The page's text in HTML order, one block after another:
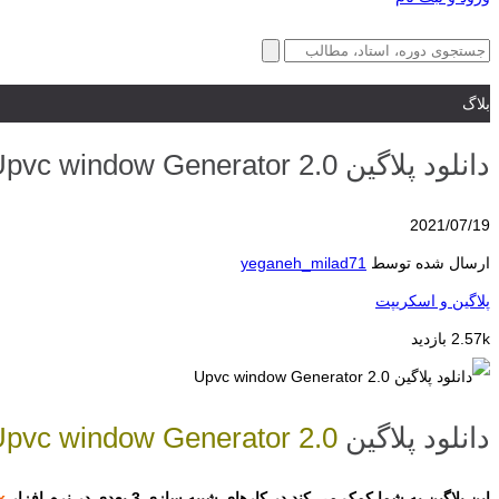
بلاگ
دانلود پلاگین Upvc window Generator 2.0
2021/07/19
ارسال شده توسط yeganeh_milad71
پلاگین و اسکریپت
2.57k بازدید
دانلود پلاگین window Generator 2.0